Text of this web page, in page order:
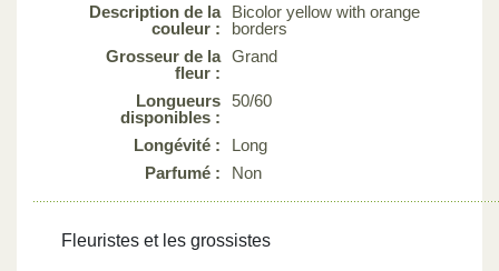
Description de la
couleur :
Bicolor yellow with orange
borders
Grosseur de la
fleur :
Grand
Longueurs
disponibles :
50/60
Longévité :
Long
Parfumé :
Non
Fleuristes et les grossistes